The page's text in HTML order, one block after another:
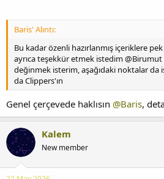
Baris' Alıntı:
Bu kadar özenli hazırlanmış içeriklere
ayrıca teşekkür etmek istedim
değinmek isterim, aşağıdaki noktalar da
da Clippers'ın
Genel çerçevede haklısın @Baris,
Kalem
New member